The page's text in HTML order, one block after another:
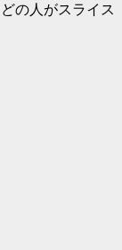
の人がスライス